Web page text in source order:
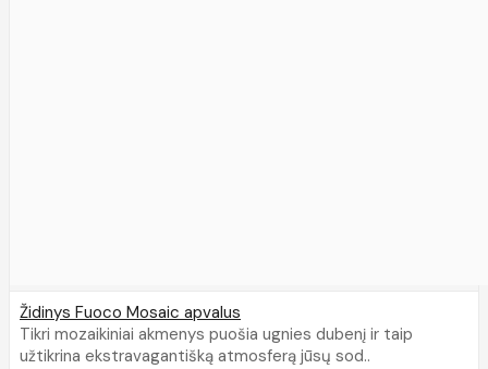
Židinys Fuoco Mosaic apvalus
Tikri mozaikiniai akmenys puošia ugnies dubenį ir taip
užtikrina ekstravagantišką atmosferą jūsų sod..